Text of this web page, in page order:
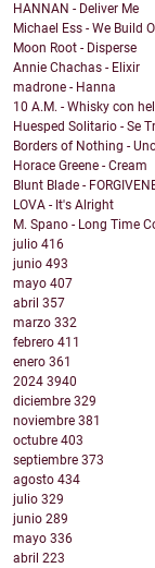
HANNAN - Deliver Me
Michael Ess - We Build
Moon Root - Disperse
Annie Chachas - Elixir
madrone - Hanna
10 A.M. - Whisky con
Huesped Solitario - Se
Borders of Nothing -
Horace Greene - Cream
Blunt Blade -
LOVA - It's Alright
M. Spano - Long Time
julio 416
junio 493
mayo 407
abril 357
marzo 332
febrero 411
enero 361
2024 3940
diciembre 329
noviembre 381
octubre 403
septiembre 373
agosto 434
julio 329
junio 289
mayo 336
abril 223